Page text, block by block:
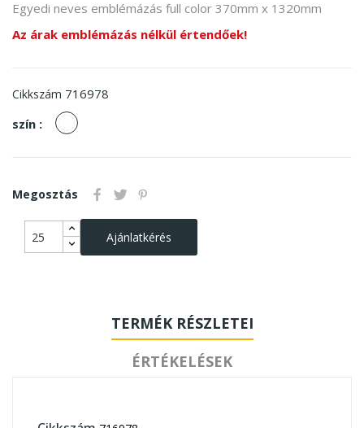
Egyedi neves emblémázás full color 370mm x 1320mm
Az árak emblémázás nélkül értendőek!
Cikkszám 716978
szín :
fehér
Megosztás
Ajánlatkérés
TERMÉK RÉSZLETEI
ÉRTÉKELÉSEK